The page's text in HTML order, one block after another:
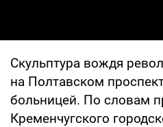
Cкульптура вождя
на Полтавском
больницей. По словам
Кременчугского